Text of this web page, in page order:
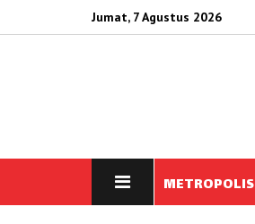
Jumat, 7 Agustus 2026
METROPOLIS